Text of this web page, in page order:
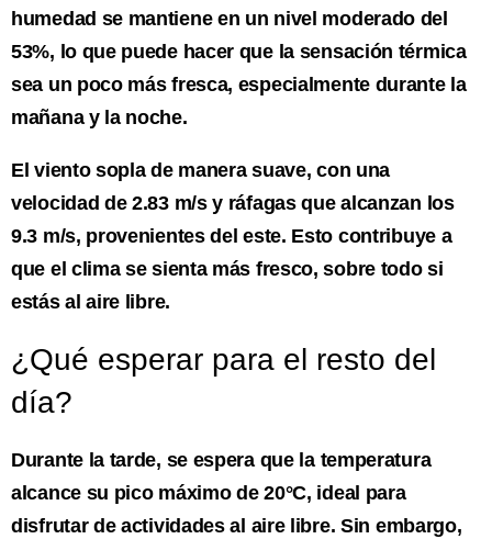
humedad se mantiene en un nivel moderado del
53%, lo que puede hacer que la sensación térmica
sea un poco más fresca, especialmente durante la
mañana y la noche.
El viento sopla de manera suave, con una
velocidad de 2.83 m/s y ráfagas que alcanzan los
9.3 m/s, provenientes del este. Esto contribuye a
que el clima se sienta más fresco, sobre todo si
estás al aire libre.
¿Qué esperar para el resto del
día?
Durante la tarde, se espera que la temperatura
alcance su pico máximo de 20°C, ideal para
disfrutar de actividades al aire libre. Sin embargo,